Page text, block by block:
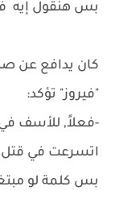
بس هنقول إيه
كان يدافع عن
"فيروز" تؤكد:
-فعلاً, للأسف
اتسرعت في
بس كلمة لو